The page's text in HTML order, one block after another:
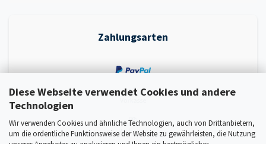
Diese Webseite verwendet Cookies und andere
Technologien
Wir verwenden Cookies und ähnliche Technologien, auch von Drittanbietern,
um die ordentliche Funktionsweise der Website zu gewährleisten, die Nutzung
Zahlungsarten